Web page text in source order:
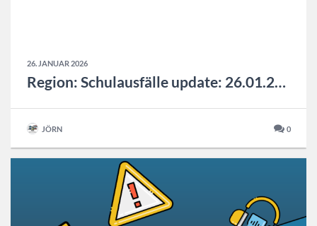
26. JANUAR 2026
Region: Schulausfälle update: 26.01.2025 06:00
JÖRN 0